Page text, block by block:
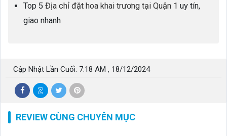
Top 5 Địa chỉ đặt hoa khai trương tại Quận 1 uy tín,
giao nhanh
Cập Nhật Lần Cuối: 7:18 AM , 18/12/2024
REVIEW CÙNG CHUYÊN MỤC